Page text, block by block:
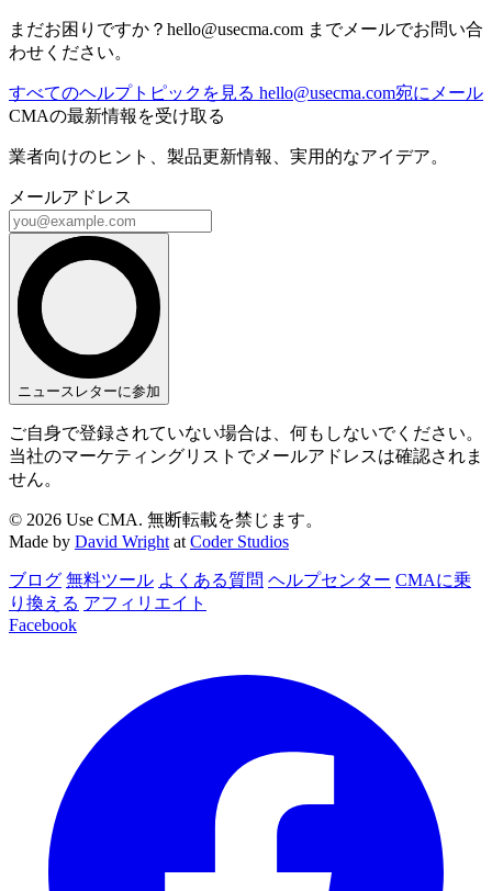
まだお困りですか？ hello@usecma.com までメールでお問い合
わせください。
すべてのヘルプトピックを見る hello@usecma.com宛にメール
CMAの最新情報を受け取る
業者向けのヒント、製品更新情報、実用的なアイデア。
メールアドレス
ニュースレターに参加
ご自身で登録されていない場合は、何もしないでください。
当社のマーケティングリストでメールアドレスは確認されま
せん。
© 2026 Use CMA. 無断転載を禁じます。
Made by David Wright at Coder Studios
ブログ 無料ツール よくある質問 ヘルプセンター CMAに乗
り換える アフィリエイト
Facebook